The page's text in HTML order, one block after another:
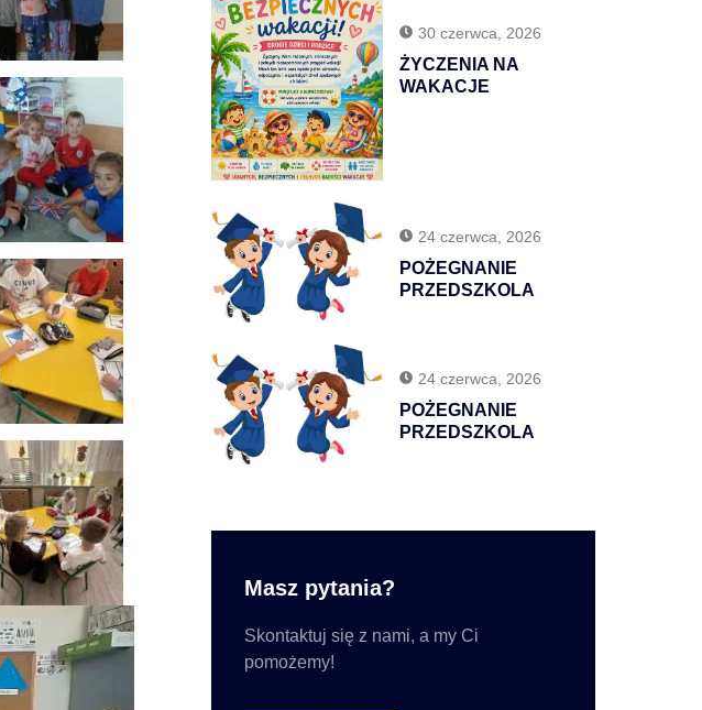
30 czerwca, 2026
ŻYCZENIA NA
WAKACJE
24 czerwca, 2026
POŻEGNANIE
PRZEDSZKOLA
24 czerwca, 2026
POŻEGNANIE
PRZEDSZKOLA
Masz pytania?
Skontaktuj się z nami, a my Ci
pomożemy!